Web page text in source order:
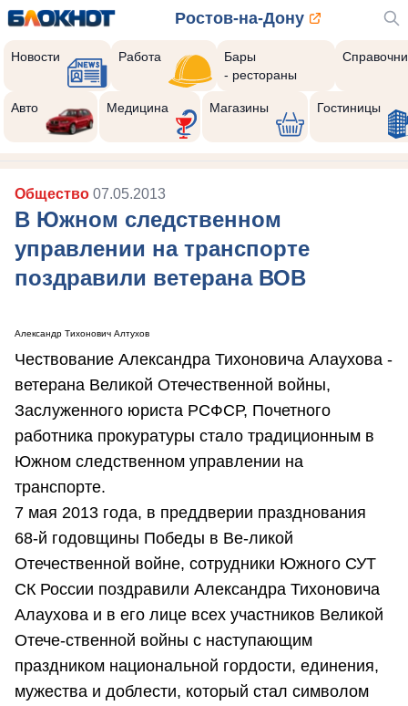
Ростов-на-Дону
Новости Работа
Бары
- рестораны
Авто Медицина Магазины Гостиницы
Общество 07.05.2013
В Южном следственном
управлении на транспорте
поздравили ветерана ВОВ
Александр Тихонович Алтухов
Чествование Александра Тихоновича Алаухова -
ветерана Великой Отечественной войны,
Заслуженного юриста РСФСР, Почетного
работника прокуратуры стало традиционным в
Южном следственном управлении на
транспорте.
7 мая 2013 года, в преддверии празднования
68-й годовщины Победы в Ве-ликой
Отечественной войне, сотрудники Южного СУТ
СК России поздравили Александра Тихоновича
Алаухова и в его лице всех участников Великой
Отече-ственной войны с наступающим
праздником национальной гордости, единения,
мужества и доблести, который стал символом